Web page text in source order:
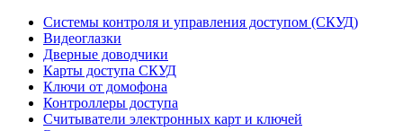
Системы контроля и управления доступом (СКУД)
Видеоглазки
Дверные доводчики
Карты доступа СКУД
Ключи от домофона
Контроллеры доступа
Считыватели электронных карт и ключей